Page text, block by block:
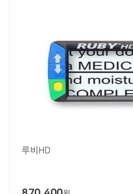
루비HD